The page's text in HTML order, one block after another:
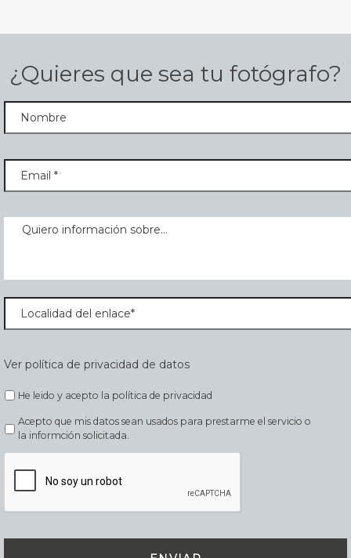
¿Quieres que sea tu fotógrafo?
Ver política de privacidad de datos
He leido y acepto la política de privacidad
Acepto que mis datos sean usados para prestarme el servicio o
la informción solicitada.